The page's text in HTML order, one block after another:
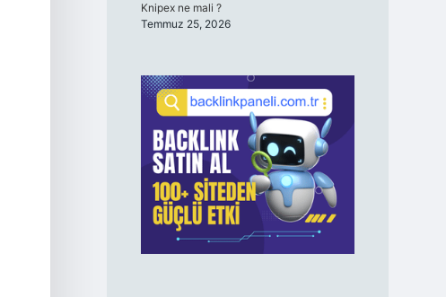
Knipex ne mali ?
Temmuz 25, 2026